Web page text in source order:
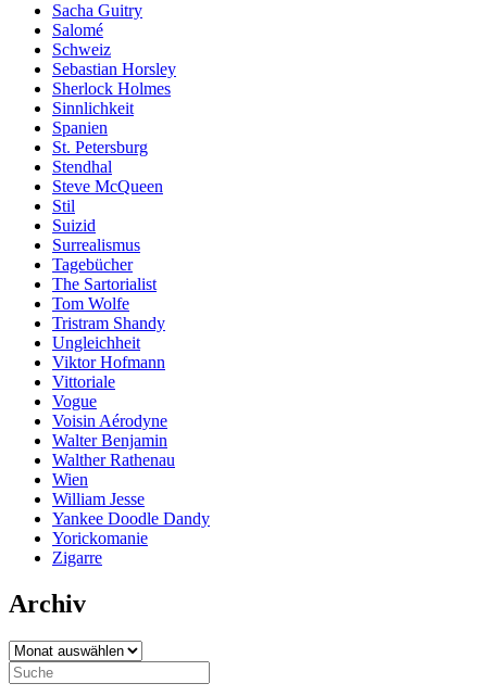
Sacha Guitry
Salomé
Schweiz
Sebastian Horsley
Sherlock Holmes
Sinnlichkeit
Spanien
St. Petersburg
Stendhal
Steve McQueen
Stil
Suizid
Surrealismus
Tagebücher
The Sartorialist
Tom Wolfe
Tristram Shandy
Ungleichheit
Viktor Hofmann
Vittoriale
Vogue
Voisin Aérodyne
Walter Benjamin
Walther Rathenau
Wien
William Jesse
Yankee Doodle Dandy
Yorickomanie
Zigarre
Archiv
Archiv
Search
for: